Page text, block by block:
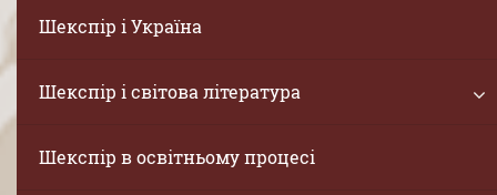
Шекспір і Україна
Шекспір і світова література
Шекспір в освітньому процесі